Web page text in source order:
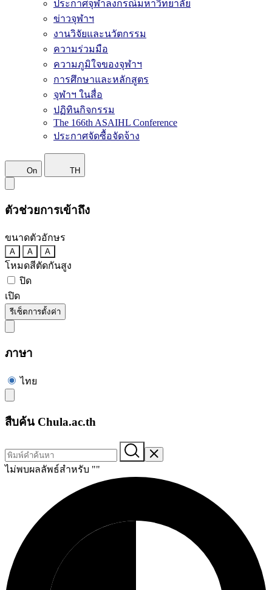
ประกาศจุฬาลงกรณ์มหาวิทยาลัย
ข่าวจุฬาฯ
งานวิจัยและนวัตกรรม
ความร่วมมือ
ความภูมิใจของจุฬาฯ
การศึกษาและหลักสูตร
จุฬาฯ ในสื่อ
ปฏิทินกิจกรรม
The 166th ASAIHL Conference
ประกาศจัดซื้อจัดจ้าง
On TH
ตัวช่วยการเข้าถึง
ขนาดตัวอักษร
A A A
โหมดสีตัดกันสูง
ปิด
เปิด
รีเซ็ตการตั้งค่า
ภาษา
ไทย
สืบค้น Chula.ac.th
ไม่พบผลลัพธ์สำหรับ ""